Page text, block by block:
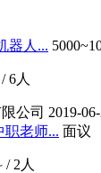
器人...
6人
公司 2019-
职老师... 面议
2人